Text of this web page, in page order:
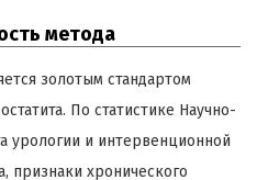
метода
золотым стандартом
По статистике Научно-
урологии и интервенционной
признаки хронического